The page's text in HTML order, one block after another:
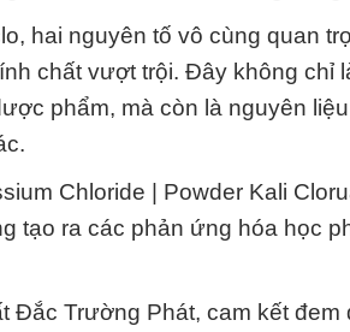
hai nguyên tố vô cùng quan
chất vượt trội. Đây không chỉ
phẩm, mà còn là nguyên
Chloride | Powder Kali
tạo ra các phản ứng hóa học
Đắc Trường Phát, cam kết